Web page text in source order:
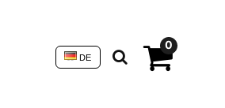
0
DE